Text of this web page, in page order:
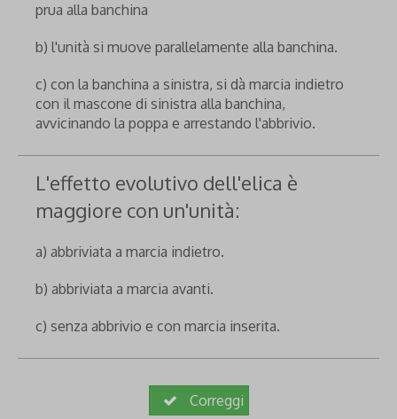
prua alla banchina
b) l'unità si muove parallelamente alla banchina.
c) con la banchina a sinistra, si dà marcia indietro
con il mascone di sinistra alla banchina,
avvicinando la poppa e arrestando l'abbrivio.
L'effetto evolutivo dell'elica è
maggiore con un'unità:
a) abbriviata a marcia indietro.
b) abbriviata a marcia avanti.
c) senza abbrivio e con marcia inserita.
Correggi